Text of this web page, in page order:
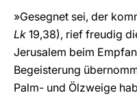
»Gesegnet sei, der
Lk 19,38), rief freudig
Jerusalem beim
Begeisterung
Palm- und Ölzweige